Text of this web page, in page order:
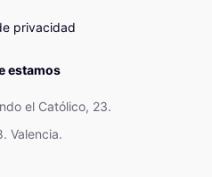
privacidad
estamos
el Católico, 23.
Valencia.